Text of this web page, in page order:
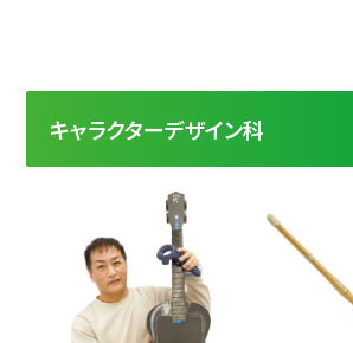
キャラクターデザイン科